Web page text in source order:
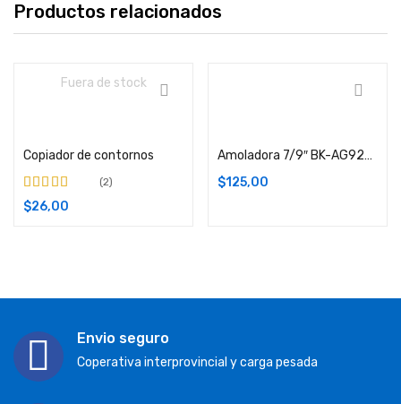
Productos relacionados
Fuera de stock
Copiador de contornos
Valorado en
3.50de 5
2
$26,00
Amoladora 7/9″ BK-AG9230 2400W
$125,00
Envio seguro
Coperativa interprovincial y carga pesada